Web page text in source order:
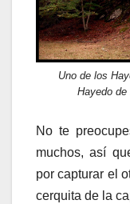
Uno de los
Hayedo de
No te
muchos, así
por capturar el
cerquita de la